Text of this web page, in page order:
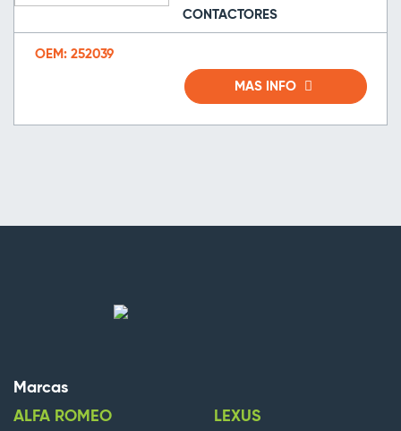
CONTACTORES
OEM: 252039
MAS INFO
Marcas
ALFA ROMEO
LEXUS